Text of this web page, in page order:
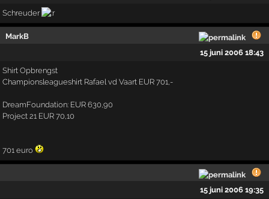
Schreuder
MarkB
15 juni 2006 18:43
Shirt Opbrengst
Championsleagueshirt Rafael vd Vaart EUR 701,-
DreamFoundation: EUR 630,90
Project 21 EUR 70,10
701 euro
15 juni 2006 19:35